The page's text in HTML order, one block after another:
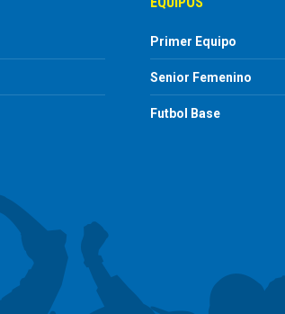
Primer Equipo
Senior Femenino
Futbol Base